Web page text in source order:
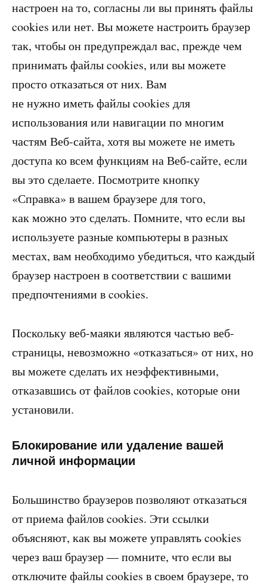
настроен на то, согласны ли вы принять файлы
cookies или нет. Вы можете настроить браузер
так, чтобы он предупреждал вас, прежде чем
принимать файлы cookies, или вы можете
просто отказаться от них. Вам
не нужно иметь файлы cookies для
использования или навигации по многим
частям Веб-сайта, хотя вы можете не иметь
доступа ко всем функциям на Веб-сайте, если
вы это сделаете. Посмотрите кнопку
«Справка» в вашем браузере для того,
как можно это сделать. Помните, что если вы
используете разные компьютеры в разных
местах, вам необходимо убедиться, что каждый
браузер настроен в соответствии с вашими
предпочтениями в cookies.
Поскольку веб-маяки являются частью веб-
страницы, невозможно «отказаться» от них, но
вы можете сделать их неэффективными,
отказавшись от файлов cookies, которые они
установили.
Блокирование или удаление вашей
личной информации
Большинство браузеров позволяют отказаться
от приема файлов cookies. Эти ссылки
объясняют, как вы можете управлять cookies
через ваш браузер — помните, что если вы
отключите файлы cookies в своем браузере, то